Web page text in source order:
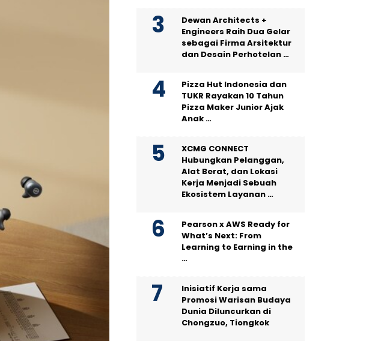
Dewan Architects +
Engineers Raih Dua Gelar
sebagai Firma Arsitektur
dan Desain Perhotelan …
Pizza Hut Indonesia dan
TUKR Rayakan 10 Tahun
Pizza Maker Junior Ajak
Anak …
XCMG CONNECT
Hubungkan Pelanggan,
Alat Berat, dan Lokasi
Kerja Menjadi Sebuah
Ekosistem Layanan …
Pearson x AWS Ready for
What’s Next: From
Learning to Earning in the
…
Inisiatif Kerja sama
Promosi Warisan Budaya
Dunia Diluncurkan di
Chongzuo, Tiongkok